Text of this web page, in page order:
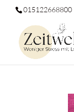
015122668800